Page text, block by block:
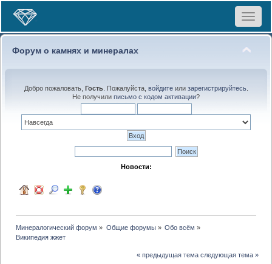
Toggle
Форум о камнях и минералах
Добро пожаловать, Гость. Пожалуйста, войдитеили зарегистрируйтесь.
Не получили письмо с кодом активации?
Новости:
Минералогический форум » Общие форумы» Обо всём »
Википедия жжет
« предыдущая тема следующая тема »